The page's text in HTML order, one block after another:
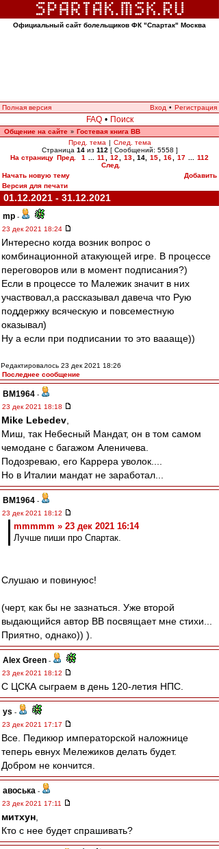
Официальный сайт болельщиков ФК "Спартак" Москва
Полная версия Вход • Регистрация
FAQ • Поиск
Общение на сайте » Гостевая книга ВВ
Пред. тема | След. тема
Страница 14из 112 [ Сообщений: 5558 ]
На страницу Пред. 1 11 12 13 14 15 16 17
112
След.
Начать новую тему
Добавить
Версия для печати
01.12.2021 - 31.12.2021
mp -
23 дек 2021 18:24
Интересно когда возник вопрос о
комбинационной атакующей игре. В процессе
переговоров или в момент подписания?)
Если в процессе то Малежик значит в них
участвовал,а рассказывал давеча что Рую
поддержку всяческую и повсеместную
оказывал)
Ну а если при подписании то это ваааще))
Редактировалось 23 дек 2021 18:26
Последнее сообщение
BM1964 -
23 дек 2021 18:18
Mike Lebedev
Миш, так Небесный Мандат, он в том самом
чемодане с багажом Аленичева.
Подозреваю, его Каррера уволок....
Но в Италии мандат не заработал...
BM1964 -
23 дек 2021 18:12
mmmmm » 23 дек 2021 16:14
Лучше пиши про Спартак.
Слушаю и повинуюс!
(черт, как бы не зазнаться. Уже второй
выдающийся автор ВВ посвящает мне стихи...
Приятно, однако)) ).
Alex Green -
23 дек 2021 18:12
С ЦСКА сыграем в день 120-летия НПС.
ys -
23 дек 2021 17:17
Все. Педикюр императорской наложнице
теперь евнух Мележиков делать будет.
Добром не кончится.
авоська -
23 дек 2021 17:11
митхун
Кто с нее будет спрашивать?